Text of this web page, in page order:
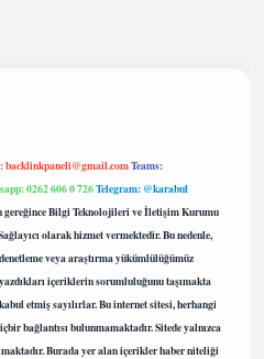
backlinkpaneli@gmail.comTeams:
0262 606 0 726Telegram: @karabul
gereğince Bilgi Teknolojileri ve İletişim Kurumu
olarak hizmet vermektedir. Bu nedenle,
veya araştırma yükümlülüğümüz
içeriklerin sorumluluğunu taşımakta
etmiş sayılırlar. Bu internet sitesi, herhangi
bağlantısı bulunmamaktadır. Sitede yalnızca
Burada yer alan içerikler haber niteliği